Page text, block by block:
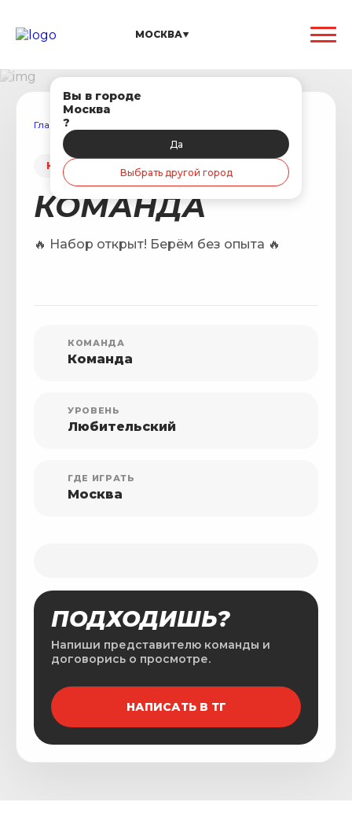
МОСКВА
Вы в городе
Москва
?
Да
Выбрать другой город
Главная
КОМАНДА ИЩЕТ ИГРОКА
КОМАНДА
🔥 Набор открыт! Берём без опыта 🔥
КОМАНДА
Команда
УРОВЕНЬ
Любительский
ГДЕ ИГРАТЬ
Москва
ПОДХОДИШЬ?
Напиши представителю команды и
договорись о просмотре.
НАПИСАТЬ В ТГ